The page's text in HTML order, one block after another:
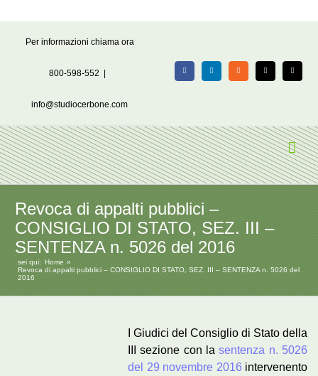
Per informazioni chiama ora
800-598-552
info@studiocerbone.com
FacebookLinkedIn Rss X Email
Revoca di appalti pubblici –
CONSIGLIO DI STATO, SEZ. III –
SENTENZA n. 5026 del 2016
sei qui:
Home
Revoca di appalti pubblici – CONSIGLIO DI STATO, SEZ. III – SENTENZA n. 5026 del
2016
I Giudici del Consiglio di Stato della
III sezione con lasentenza n. 5026
del 29 novembre 2016 intervenento